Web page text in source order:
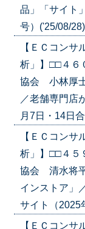
品」「サイト
号）('25/08/28)
【ＥＣコンサ
析」】□□４６
協会 小林厚
／老舗専門店
月7日・14日
【ＥＣコンサ
析」】□□４５
協会 清水将
インストア」
サイト（2025
【ＥＣコンサ